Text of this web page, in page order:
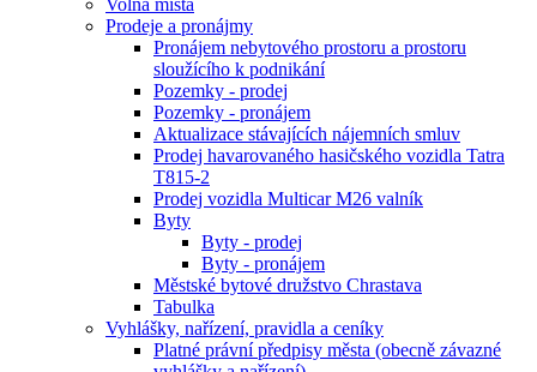
Volná místa
Prodeje a pronájmy
Pronájem nebytového prostoru a prostoru
sloužícího k podnikání
Pozemky - prodej
Pozemky - pronájem
Aktualizace stávajících nájemních smluv
Prodej havarovaného hasičského vozidla Tatra
T815-2
Prodej vozidla Multicar M26 valník
Byty
Byty - prodej
Byty - pronájem
Městské bytové družstvo Chrastava
Tabulka
Vyhlášky, nařízení, pravidla a ceníky
Platné právní předpisy města (obecně závazné